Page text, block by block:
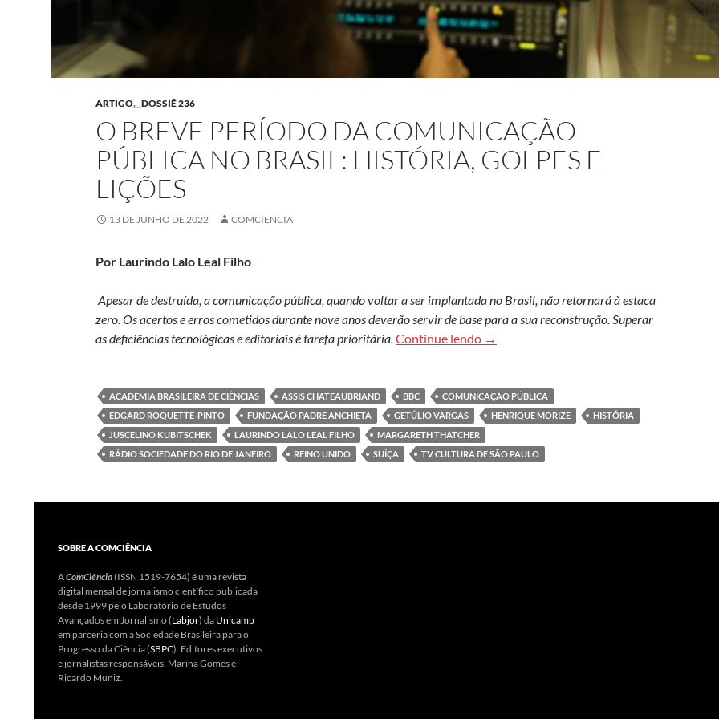
ARTIGO, _DOSSIÊ 236
O BREVE PERÍODO DA COMUNICAÇÃO
PÚBLICA NO BRASIL: HISTÓRIA, GOLPES E
LIÇÕES
13 DE JUNHO DE 2022 COMCIENCIA
Por Laurindo Lalo Leal Filho
Apesar de destruída, a comunicação pública, quando voltar a ser implantada no Brasil, não retornará à estaca
zero. Os acertos e erros cometidos durante nove anos deverão servir de base para a sua reconstrução. Superar
as deficiências tecnológicas e editoriais é tarefa prioritária.Continue lendo O breve período da comunicação pública
→
ACADEMIA BRASILEIRA DE CIÊNCIAS ASSIS CHATEAUBRIAND BBC
COMUNICAÇÃO PÚBLICA
EDGARD ROQUETTE-PINTO
FUNDAÇÃO PADRE ANCHIETA GETÚLIO VARGAS HENRIQUE MORIZE
HISTÓRIA
JUSCELINO KUBITSCHEK
LAURINDO LALO LEAL FILHO
MARGARETH THATCHER
RÁDIO SOCIEDADE DO RIO DE JANEIRO
REINO UNIDO SUÍÇA TV CULTURA DE SÃO PAULO
SOBRE A COMCIÊNCIA
AComCiência(ISSN 1519-7654) é uma revista
digital mensal de jornalismo científico publicada
desde 1999 pelo Laboratório de Estudos
Avançados em Jornalismo (Labjor) da Unicamp
em parceria com a Sociedade Brasileira para o
Progresso da Ciência (SBPC). Editores executivos
e jornalistas responsáveis: Marina Gomes e
Ricardo Muniz.